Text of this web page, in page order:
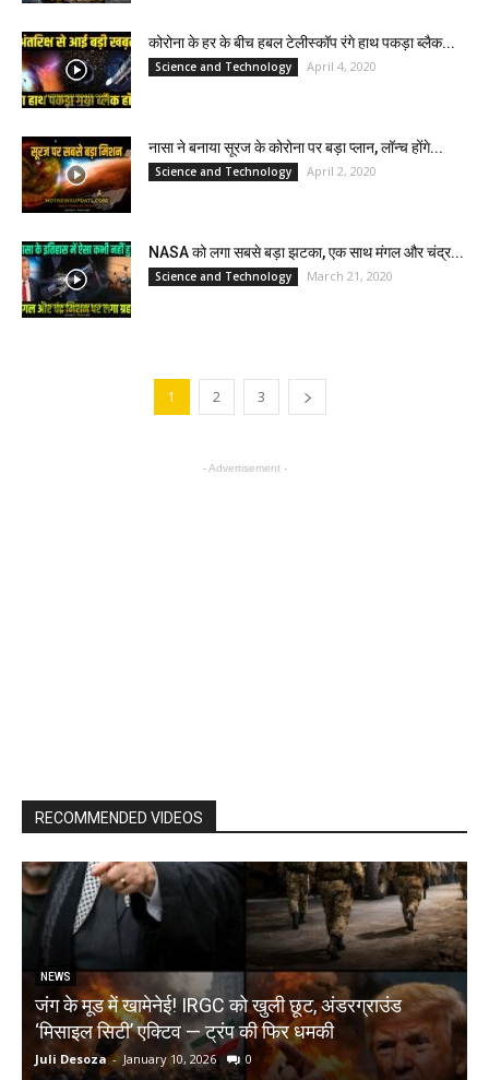
कोरोना के हर के बीच हबल टेलीस्कॉप रंगे हाथ पकड़ा ब्लैक...
Science and Technology April 4, 2020
नासा ने बनाया सूरज के कोरोना पर बड़ा प्लान, लॉन्च होंगे...
Science and Technology April 2, 2020
NASA को लगा सबसे बड़ा झटका, एक साथ मंगल और चंद्र...
Science and Technology March 21, 2020
1 2 3
- Advertisement -
RECOMMENDED VIDEOS
NEWS
जंग के मूड में खामेनेई! IRGC को खुली छूट, अंडरग्राउंड
‘मिसाइल सिटी’ एक्टिव — ट्रंप की फिर धमकी
Juli Desoza - January 10, 2026 0